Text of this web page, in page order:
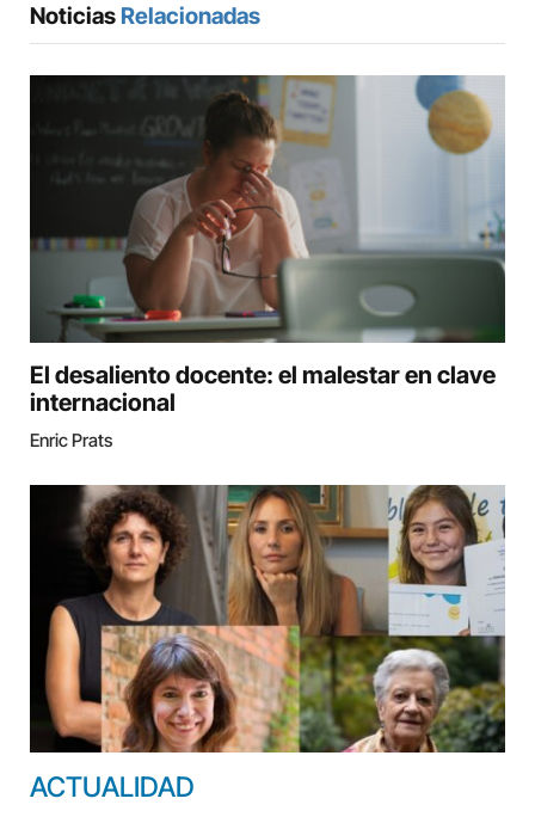
Noticias Relacionadas
El desaliento docente: el malestar en clave
internacional
Enric Prats
ACTUALIDAD